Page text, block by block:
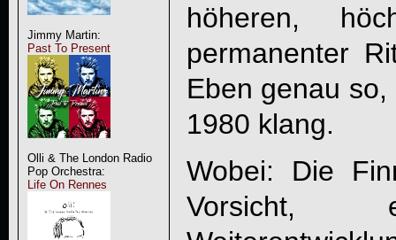
Jimmy Martin:
Past To Present
Olli & The London Radio
Pop Orchestra:
Life On Rennes
höheren,
permanenter
Eben genau
1980 klang.
Wobei: Die
Vorsicht,